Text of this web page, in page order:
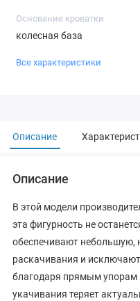
Основание кроватки
колесная база
Все характеристики
Описание
Описание
В этой модели
эта фигурность не
обеспечивают небольшую,
раскачивания и
благодаря прямым упорам
укачивания теряет